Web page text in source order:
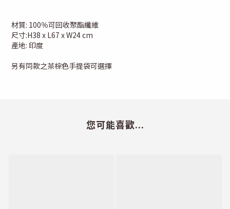
材質: 100％可回收聚酯纖維
尺寸:H38 x L67 x W24 cm
產地: 印度
另有同款之茶棕色手提袋可選擇
您可能喜歡...